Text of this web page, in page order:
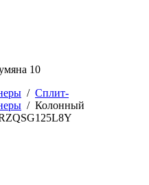
10
/ Сплит-
/ Колонный